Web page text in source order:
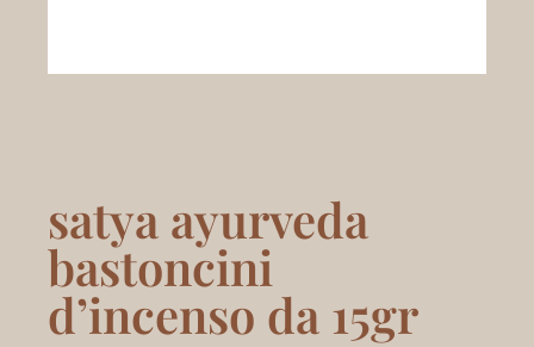
satya ayurveda
bastoncini
d’incenso da 15gr